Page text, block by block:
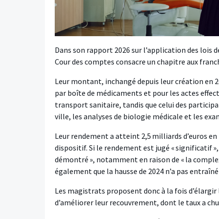
Dans son rapport 2026 sur l’application des lois
Cour des comptes consacre un chapitre aux
Leur montant, inchangé depuis leur création en
par boîte de médicaments et pour les actes
transport sanitaire, tandis que celui des
ville, les analyses de biologie médicale et les
Leur rendement a atteint 2,5 milliards d’euros
dispositif. Si le rendement est jugé « significatif
démontré », notamment en raison de « la
également que la hausse de 2024 n’a pas
Les magistrats proposent donc à la fois
d’améliorer leur recouvrement, dont le taux a